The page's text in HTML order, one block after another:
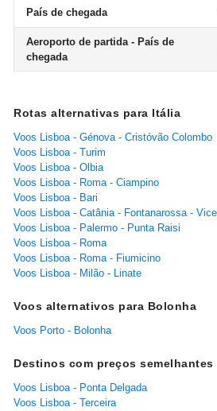
País de chegada
Aeroporto de partida - País de
chegada
Rotas alternativas para Itália
Voos Lisboa - Génova - Cristóvão Colombo
Voos Lisboa - Turim
Voos Lisboa - Olbia
Voos Lisboa - Roma - Ciampino
Voos Lisboa - Bari
Voos Lisboa - Catânia - Fontanarossa -
Voos Lisboa - Palermo - Punta Raisi
Voos Lisboa - Roma
Voos Lisboa - Roma - Fiumicino
Voos Lisboa - Milão - Linate
Voos alternativos para Bolonha
Voos Porto - Bolonha
Destinos com preços semelhantes
Voos Lisboa - Ponta Delgada
Voos Lisboa - Terceira